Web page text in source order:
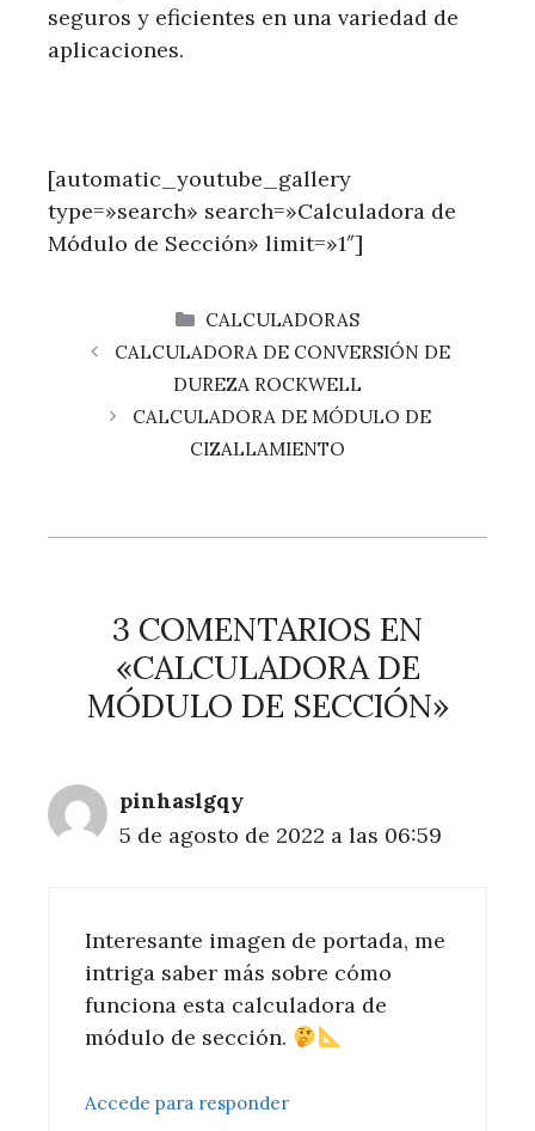
seguros y eficientes en una variedad de
aplicaciones.
[automatic_youtube_gallery
type=»search» search=»Calculadora de
Módulo de Sección» limit=»1″]
CATEGORÍAS
CALCULADORAS
CALCULADORA DE CONVERSIÓN DE
DUREZA ROCKWELL
CALCULADORA DE MÓDULO DE
CIZALLAMIENTO
3 COMENTARIOS EN
«CALCULADORA DE
MÓDULO DE SECCIÓN»
pinhaslgqy
5 de agosto de 2022 a las 06:59
Interesante imagen de portada, me
intriga saber más sobre cómo
funciona esta calculadora de
módulo de sección.
Accede para responder